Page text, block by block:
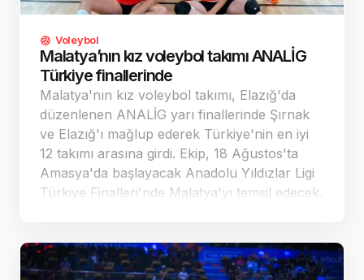
Voleybol
Malatya’nın kız voleybol takımı ANALİG
Türkiye finallerinde
Malatya'nın kız voleybol takımı, Elazığ'da
düzenlenen ANALİG yarı finallerinde Şırnak
ve Elazığ'ı mağlup ederek Türkiye'nin en iyi
12 takımı arasına girdi. Ekip, 18 Ağustos'ta
Amasya'da başlayacak Anadolu Yıldızlar Ligi
Türkiye Finalleri'nde Malatya'yı temsil edecek.